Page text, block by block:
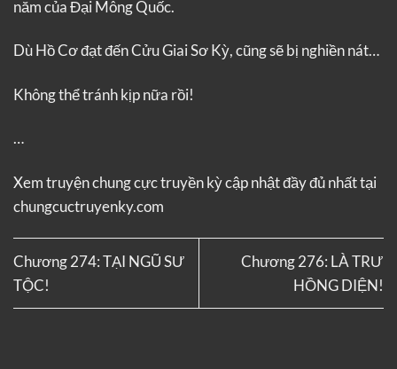
năm của Đại Mông Quốc.
Dù Hồ Cơ đạt đến Cửu Giai Sơ Kỳ, cũng sẽ bị nghiền nát…
Không thể tránh kịp nữa rồi!
…
Xem truyệnchung cực truyền kỳcập nhật đầy đủ nhất tại
chungcuctruyenky.com
Chương 274: TẠI NGŨ SƯ
TỘC!
Chương 276: LÀ TRƯ
HỒNG DIỆN!